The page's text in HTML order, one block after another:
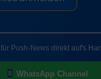
Push-News direkt auf's
WhatsApp Channel